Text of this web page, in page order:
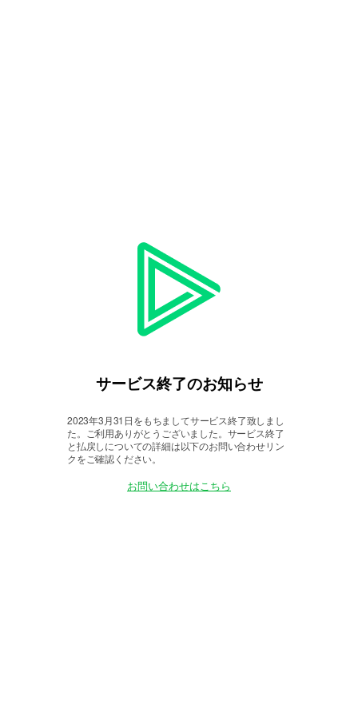
サービス終了のお知らせ
2023年3月31日をもちましてサービス終了致しまし
た。
ご利用ありがとうございました。サービス終了
と払戻しについての詳細は以下のお問い合わせリン
クをご確認ください。
お問い合わせはこちら